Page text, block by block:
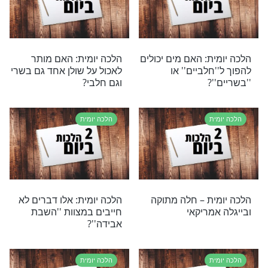
ההלכות שחייב
על הבוקר
הלכה יומית
הלכה יומית – תפילות שבת